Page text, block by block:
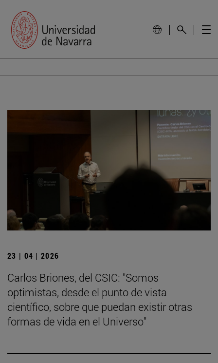
23 | 04 | 2026
Carlos Briones, del CSIC: "Somos
optimistas, desde el punto de vista
científico, sobre que puedan existir otras
formas de vida en el Universo"